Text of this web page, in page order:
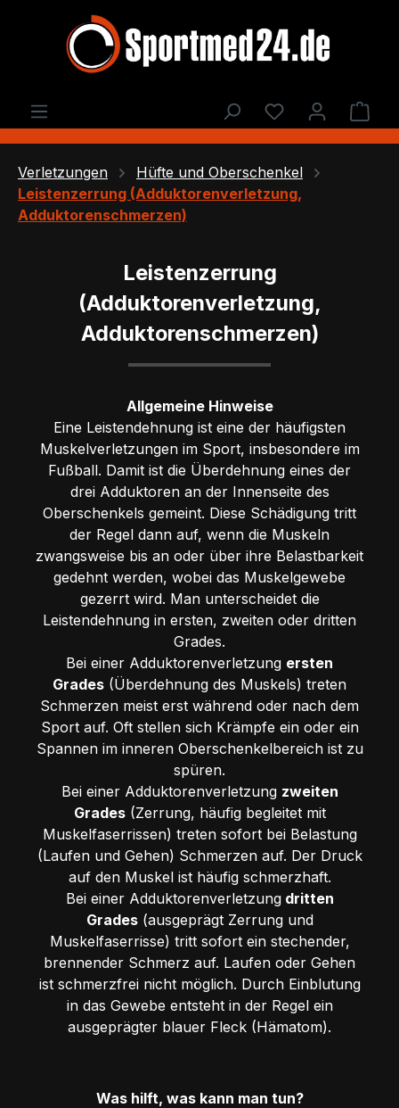
Zum Hauptinhalt springen
Du hast 0
Verletzungen
Hüfte und Oberschenkel
Leistenzerrung (Adduktorenverletzung,
Adduktorenschmerzen)
Leistenzerrung
(Adduktorenverletzung,
Adduktorenschmerzen)
Allgemeine Hinweise
Eine Leistendehnung ist eine der häufigsten
Muskelverletzungen im Sport, insbesondere im
Fußball. Damit ist die Überdehnung eines der
drei Adduktoren an der Innenseite des
Oberschenkels gemeint. Diese Schädigung tritt
der Regel dann auf, wenn die Muskeln
zwangsweise bis an oder über ihre Belastbarkeit
gedehnt werden, wobei das Muskelgewebe
gezerrt wird. Man unterscheidet die
Leistendehnung in ersten, zweiten oder dritten
Grades.
Bei einer Adduktorenverletzung ersten
Grades (Überdehnung des Muskels) treten
Schmerzen meist erst während oder nach dem
Sport auf. Oft stellen sich Krämpfe ein oder ein
Spannen im inneren Oberschenkelbereich ist zu
spüren.
Bei einer Adduktorenverletzung zweiten
Grades(Zerrung, häufig begleitet mit
Muskelfaserrissen) treten sofort bei Belastung
(Laufen und Gehen) Schmerzen auf. Der Druck
auf den Muskel ist häufig schmerzhaft.
Bei einer Adduktorenverletzungdritten
Grades(ausgeprägt Zerrung und
Muskelfaserrisse) tritt sofort ein stechender,
brennender Schmerz auf. Laufen oder Gehen
ist schmerzfrei nicht möglich. Durch Einblutung
in das Gewebe entsteht in der Regel ein
ausgeprägter blauer Fleck (Hämatom).
Was hilft, was kann man tun?